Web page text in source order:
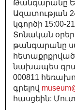
Թանգարանը
Ազատության
կգործի 15:00-
Տոնական
թանգարանը
հետաքրքրված
նախապես
000811
գրելով
հասցեին: